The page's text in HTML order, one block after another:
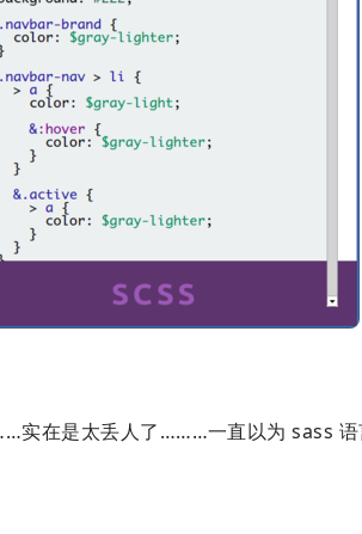
在是太丢人了………一直以为 sass 语